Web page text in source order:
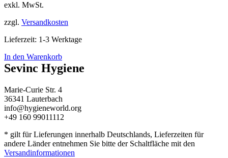
exkl. MwSt.
zzgl. Versandkosten
Lieferzeit: 1-3 Werktage
In den Warenkorb
Sevinc Hygiene
Marie-Curie Str. 4
36341 Lauterbach
info@hygieneworld.org
+49 160 99011112
* gilt für Lieferungen innerhalb Deutschlands, Lieferzeiten für
andere Länder entnehmen Sie bitte der Schaltfläche mit den
Versandinformationen